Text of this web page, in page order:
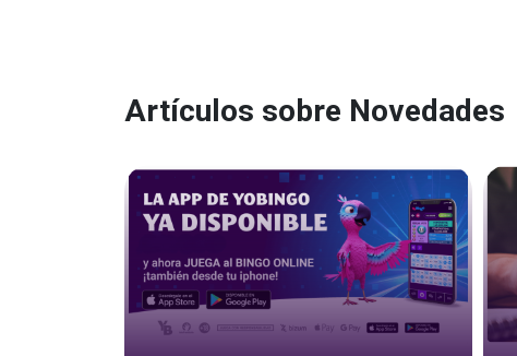
Artículos sobre Novedades